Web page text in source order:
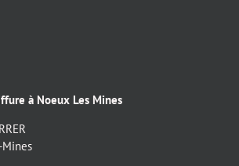
à Noeux Les Mines